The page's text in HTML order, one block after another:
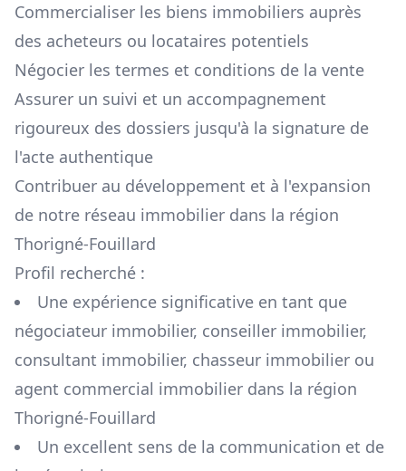
Commercialiser les biens immobiliers auprès
des acheteurs ou locataires potentiels
Négocier les termes et conditions de la vente
Assurer un suivi et un accompagnement
rigoureux des dossiers jusqu'à la signature de
l'acte authentique
Contribuer au développement et à l'expansion
de notre réseau immobilier dans la région
Thorigné-Fouillard
Profil recherché :
Une expérience significative en tant que
négociateur immobilier, conseiller immobilier,
consultant immobilier, chasseur immobilier ou
agent commercial immobilier dans la région
Thorigné-Fouillard
Un excellent sens de la communication et de